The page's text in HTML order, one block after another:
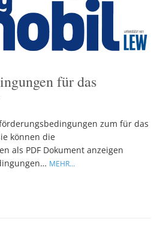
für das
zum für das
können die
als PDF Dokument anzeigen
MEHR...